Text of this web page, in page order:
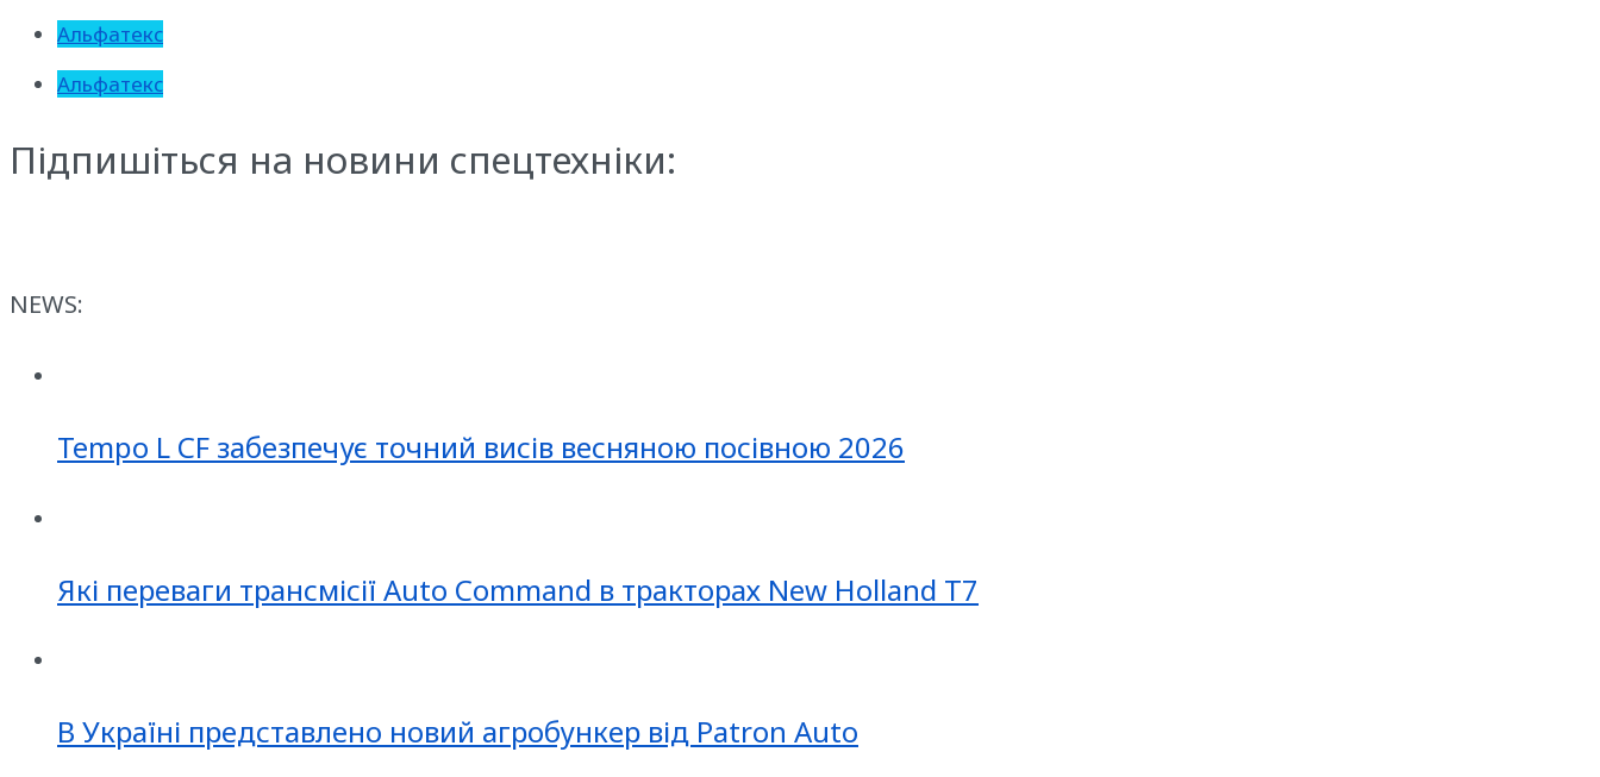
Альфатекс
Альфатекс
Підпишіться на новини спецтехніки:
NEWS:
Tempo L CF забезпечує точний висів весняною посівною 2026
Які переваги трансмісії Auto Command в тракторах New Holland T7
В Україні представлено новий агробункер від Patron Auto